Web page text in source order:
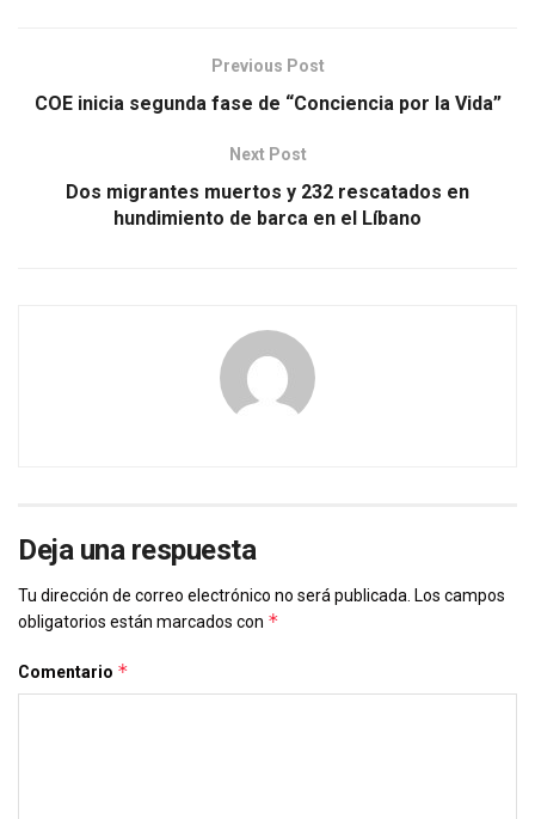
Previous Post
COE inicia segunda fase de “Conciencia por la Vida”
Next Post
Dos migrantes muertos y 232 rescatados en
hundimiento de barca en el Líbano
Deja una respuesta
Tu dirección de correo electrónico no será publicada. Los campos
obligatorios están marcados con *
Comentario *